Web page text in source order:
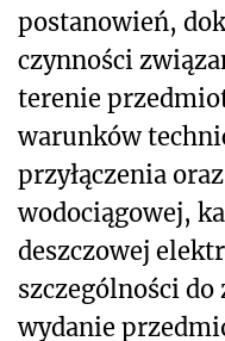
postanowień,
czynności
terenie
warunków
przyłączenia
wodociągowej,
deszczowej
szczególności do
wydanie